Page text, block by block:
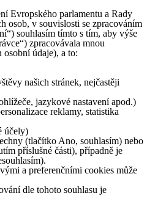
Evropského parlamentu a Rady
osob, v souvislosti se zpracováním
souhlasím tímto s tím, aby výše
zpracovávala mnou
osobní údaje), a to:
našich stránek, nejčastěji
jazykové nastavení apod.)
reklamy, statistika
účely)
(tlačítko Ano, souhlasím) nebo
příslušné části), případně je
a preferenčními cookies může
dle tohoto souhlasu je